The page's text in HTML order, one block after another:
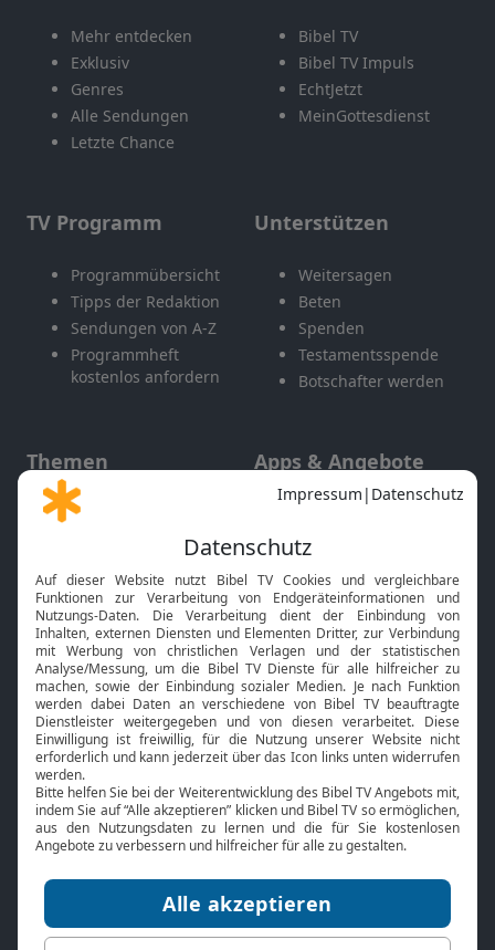
Mehr entdecken
Exklusiv
Genres
Alle Sendungen
Letzte Chance
Bibel TV
Bibel TV Impuls
EchtJetzt
MeinGottesdienst
TV Programm
Programmübersicht
Tipps der Redaktion
Sendungen von A-Z
Programmheft
kostenlos anfordern
Unterstützen
Weitersagen
Beten
Spenden
Testamentsspende
Botschafter werden
Themen
Gott und Bibel erklärt
Neuigkeiten
Apps & Angebote
Mobile App
Smart TV
HbbTV
Bibelthek Online-Bibel
Nächster Gottesdienst
Bibel TV
Über uns
Jobs
Mediadaten
Service
Kontakt
TV-Empfang